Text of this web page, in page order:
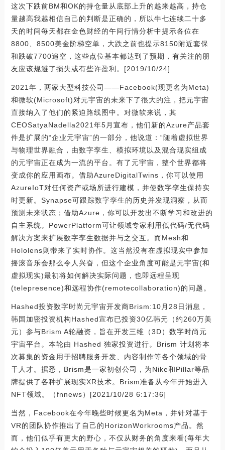
这次下跌前BM和OK的持仓量从底部上升的越来越高，持仓
量越高我越相信自己的判断是正确的，所以牛七连续二十多
天的时间每天都在金色财经的午间行情分析中提示各位在
8800、8500美金阶梯空单，大跌之前也提示8150附近套保
和跌破7700追空，这些点位基本都达到了预期，有关注的朋
友应该规避了损失或有些许盈利。[2019/10/24]
2021年，两家大型科技公司——Facebook(现更名为Meta)
和微软(Microsoft)对元宇宙的未来下了很大的注，把元宇宙
直接纳入了他们的紧迫路线图中。对微软来说，其
CEOSatyaNadella2021年5月宣布，他们新的Azure产品套
件是扩展的“企业元宇宙”的一部分，他说道：“随着虚拟世界
与物理世界融合，由数字孪生、模拟环境以及混合现实组成
的元宇宙正在成为一流的平台。有了元宇宙，整个世界都将
变成你的应用画布。借助AzureDigitalTwins，你可以使用
AzureIoT对任何资产或场所进行建模，并使数字孪生保持实
时更新。Synapse可跟踪数字孪生的历史并发现洞察，从而
预测未来状态；借助Azure，你可以开发出不断学习和改进的
自主系统。PowerPlatform可让领域专家利用低代码/无代码
解决方案来扩展数字孪生数据并与之交互。而Mesh和
Hololens则带来了实时协作。这当然没有在虚拟现实中参加
摇滚音乐会那么令人兴奋，但这个企业角度可能是元宇宙(和
虚拟现实)最初将如何解决实际问题，也即远程呈现
(telepresence)和远程协作(remotecollaboration)的问题。
Hashed投资数字时尚元宇宙开发商Brism:10月28日消息，
韩国加密投资机构Hashed宣布已投资30亿韩元（约260万美
元）参与Brism A轮融资，旨在开发三维（3D）数字时尚元
宇宙平台。本轮由 Hashed 独家投资进行。Brism 计划将本
次募集的资金用于招聘服务开发、内容制作等各个领域的骨
干人才。据悉，Brism是一家初创公司，为Nike和Pillar等品
牌提供了各种扩展现实XR技术。Brism准备从今年开始进入
NFT领域。（fnnews）[2021/10/28 6:17:36]
当然，Facebook在今年晚些时候更名为Meta，并针对基于
VR的团队协作推出了自己的HorizonWorkrooms产品。然
而，他们似乎有更大的野心，不仅从财务的角度来看(每年大